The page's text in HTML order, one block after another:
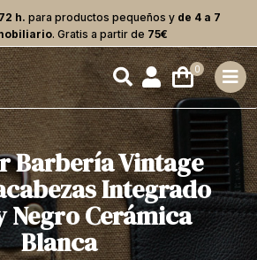
h. para productos pequeños y de 4 a 7
. Gratis a partir de 75€
Barbería Vintage
Integrado
Negro Cerámica
Blanca